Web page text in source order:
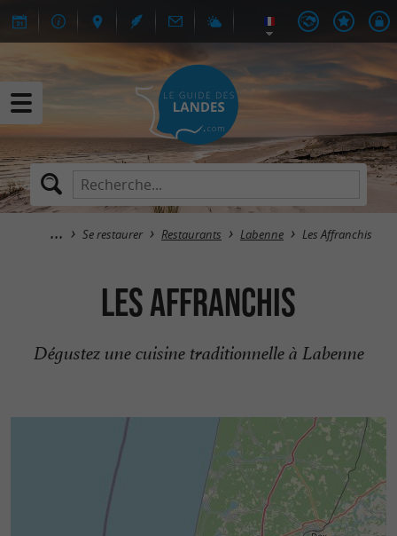
Se restaurer Restaurants Labenne Les Affranchis
Les Affranchis
Dégustez une cuisine traditionnelle à Labenne